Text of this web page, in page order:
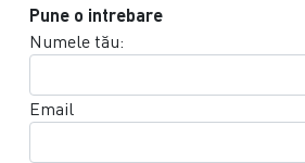
Pune o intrebare
Numele tău:
Email